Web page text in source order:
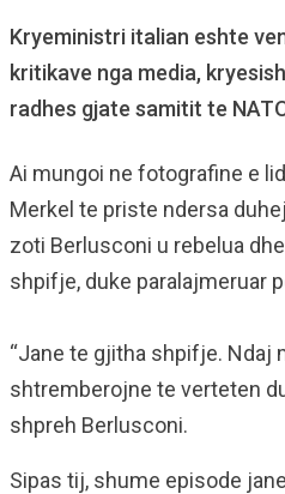
Kryeministri italian eshte
kritikave nga media,
radhes gjate samitit te
Ai mungoi ne fotografine e
Merkel te priste ndersa
zoti Berlusconi u rebelua
shpifje, duke paralajmeruar
“Jane te gjitha shpifje.
shtremberojne te verteten
shpreh Berlusconi.
Sipas tij, shume episode